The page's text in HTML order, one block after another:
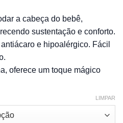
a cabeça do bebê,
sustentação e conforto.
e hipoalérgico. Fácil
oferece um toque mágico
LIMPAR